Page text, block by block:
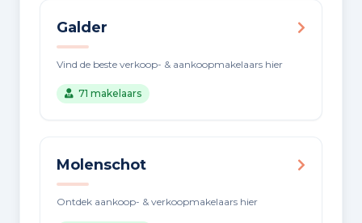
Galder
Vind de beste verkoop- & aankoopmakelaars hier
71 makelaars
Molenschot
Ontdek aankoop- & verkoopmakelaars hier